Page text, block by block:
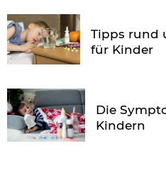
Tipps rund
für Kinder
Die
Kindern